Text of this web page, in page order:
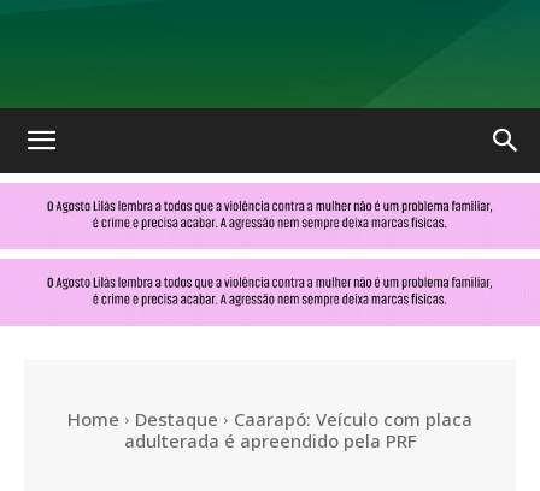
No
Olhar
MS
Home Destaque
Caarapó: Veículo com placa
adulterada é apreendido pela PRF